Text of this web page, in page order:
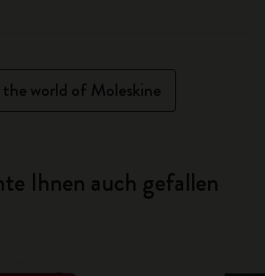
world of Moleskine
Ihnen auch gefallen